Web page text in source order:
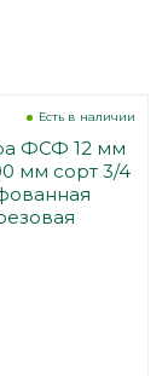
Есть в наличии